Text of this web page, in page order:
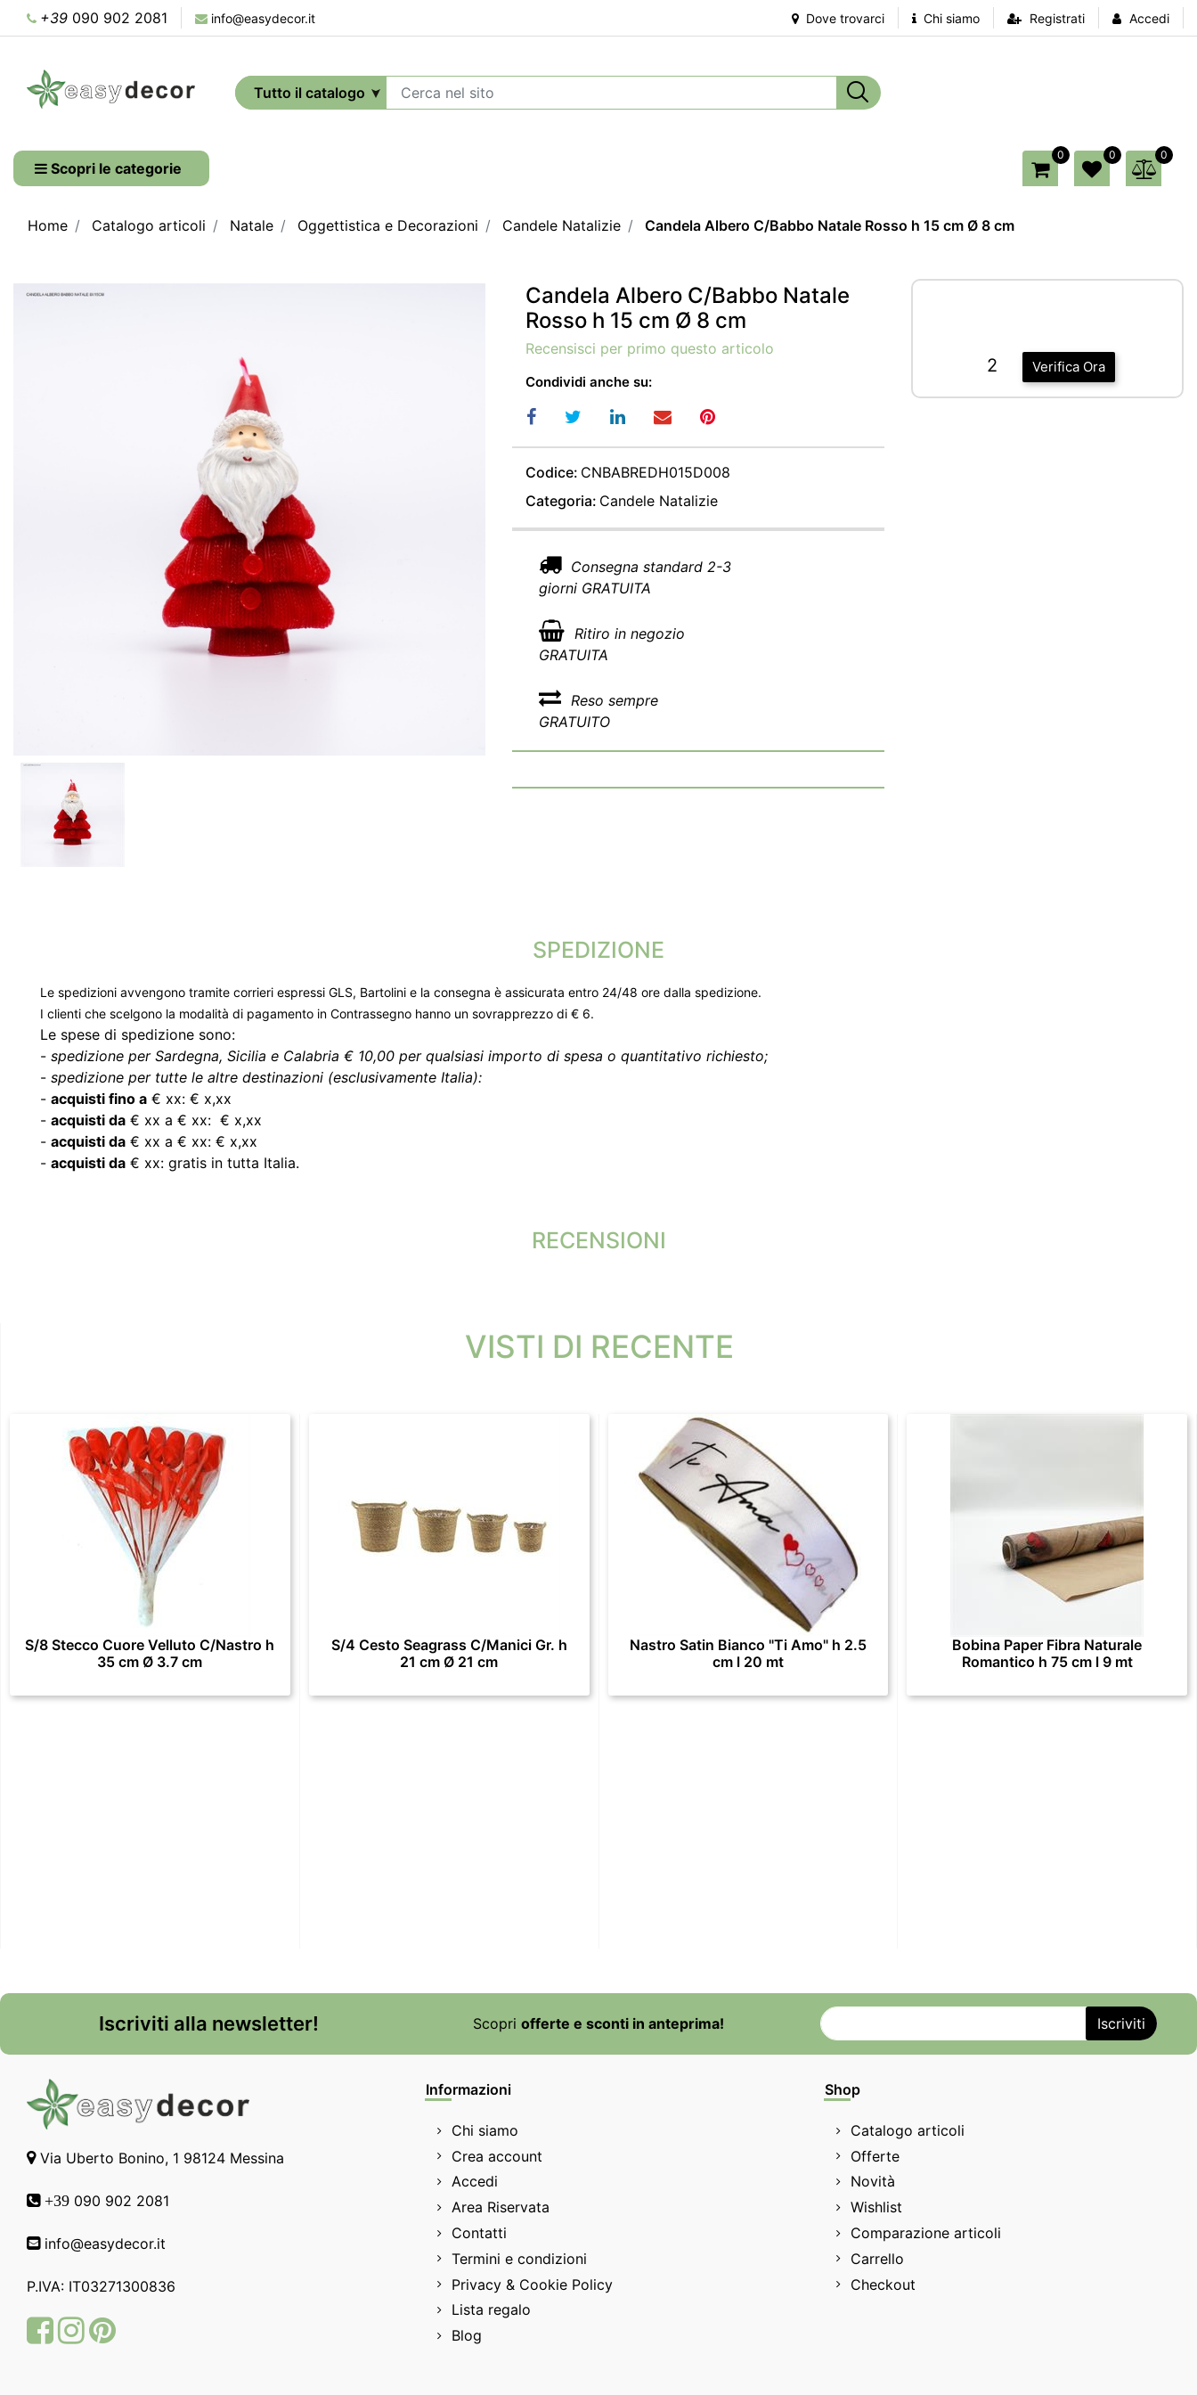
+39 090 902 2081 info@easydecor.it Dove trovarci Chi siamo Registrati Accedi
Scopri le categorie
0 0 0
Home Catalogo articoli Natale Oggettistica e Decorazioni Candele Natalizie Candela Albero C/Babbo Natale Rosso h 15 cm Ø 8 cm
Candela Albero C/Babbo Natale
Rosso h 15 cm Ø 8 cm
Recensisci per primo questo articolo
Condividi anche su:
Codice: CNBABREDH015D008
Categoria: Candele Natalizie
Consegna standard 2-3
giorni GRATUITA
Ritiro in negozio
GRATUITA
Reso sempre
GRATUITO
Verifica Ora
2
SPEDIZIONE
Le spedizioni avvengono tramite corrieri espressi GLS, Bartolini e la consegna è assicurata entro 24/48 ore dalla spedizione.
I clienti che scelgono la modalità di pagamento in Contrassegno hanno un sovrapprezzo di € 6.
Le spese di spedizione sono:
- spedizione per Sardegna, Sicilia e Calabria € 10,00 per qualsiasi importo di spesa o quantitativo richiesto;
- spedizione per tutte le altre destinazioni (esclusivamente Italia):
- acquisti fino a € xx: € x,xx
- acquisti da € xx a € xx: € x,xx
- acquisti da € xx a € xx: € x,xx
- acquisti da € xx: gratis in tutta Italia.
RECENSIONI
VISTI DI RECENTE
S/8 Stecco Cuore Velluto C/Nastro h
35 cm Ø 3.7 cm
S/4 Cesto Seagrass C/Manici Gr. h
21 cm Ø 21 cm
Nastro Satin Bianco "Ti Amo" h 2.5
cm l 20 mt
Bobina Paper Fibra Naturale
Romantico h 75 cm l 9 mt
Iscriviti alla newsletter! Scopri offerte e sconti in anteprima!
Via Uberto Bonino, 1 98124 Messina
+39 090 902 2081
info@easydecor.it
P.IVA: IT03271300836
FacebookInstagram
Pinterest
Informazioni
Chi siamo
Crea account
Accedi
Area Riservata
Contatti
Termini e condizioni
Privacy & Cookie Policy
Lista regalo
Blog
Shop
Catalogo articoli
Offerte
Novità
Wishlist
Comparazione articoli
Carrello
Checkout